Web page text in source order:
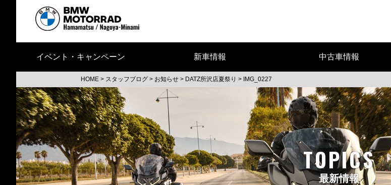
イベント・キャンペーン 新車情報 中古車情報
HOME > スタッフブログ > お知らせ > DATZ所沢店夏祭り > IMG_0227
TOPICS
最新情報